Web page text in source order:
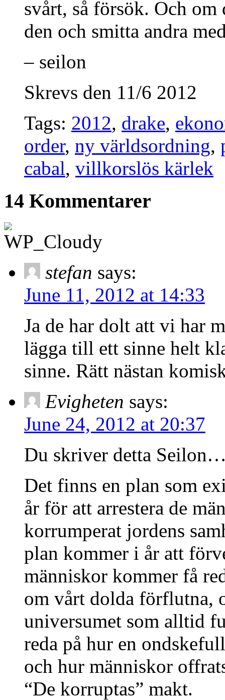
svårt, så försök. Och
den och smitta andra
– seilon
Skrevs den 11/6 2012
Tags: 2012, drake,
order, ny världsordning,
cabal, villkorslös kärlek
14 Kommentarer
stefan says:
June 11, 2012 at 14:33
Ja de har dolt att vi har
lägga till ett sinne helt
sinne. Rätt nästan
Evigheten says:
June 24, 2012 at 20:37
Du skriver detta
Det finns en plan som
år för att arrestera de
korrumperat jordens
plan kommer i år att
människor kommer få
om vårt dolda förflutna,
universumet som alltid
reda på hur en
och hur människor
“De korruptas” makt.